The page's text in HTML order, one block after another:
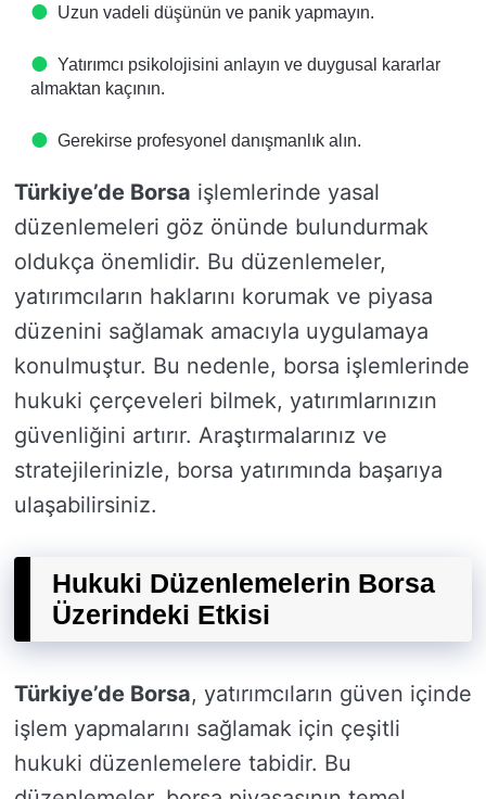
Uzun vadeli düşünün ve panik yapmayın.
Yatırımcı psikolojisini anlayın ve duygusal kararlar
almaktan kaçının.
Gerekirse profesyonel danışmanlık alın.
Türkiye’de Borsa işlemlerinde yasal
düzenlemeleri göz önünde bulundurmak
oldukça önemlidir. Bu düzenlemeler,
yatırımcıların haklarını korumak ve piyasa
düzenini sağlamak amacıyla uygulamaya
konulmuştur. Bu nedenle, borsa işlemlerinde
hukuki çerçeveleri bilmek, yatırımlarınızın
güvenliğini artırır. Araştırmalarınız ve
stratejilerinizle, borsa yatırımında başarıya
ulaşabilirsiniz.
Hukuki Düzenlemelerin Borsa
Üzerindeki Etkisi
Türkiye’de Borsa, yatırımcıların güven içinde
işlem yapmalarını sağlamak için çeşitli
hukuki düzenlemelere tabidir. Bu